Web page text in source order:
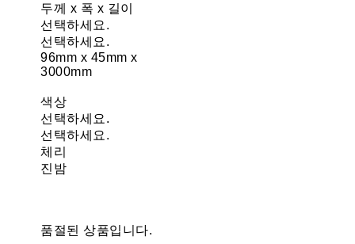
두께 x 폭 x 길이
선택하세요.
선택하세요.
96mm x 45mm x
3000mm
색상
선택하세요.
선택하세요.
체리
진밤
품절된 상품입니다.